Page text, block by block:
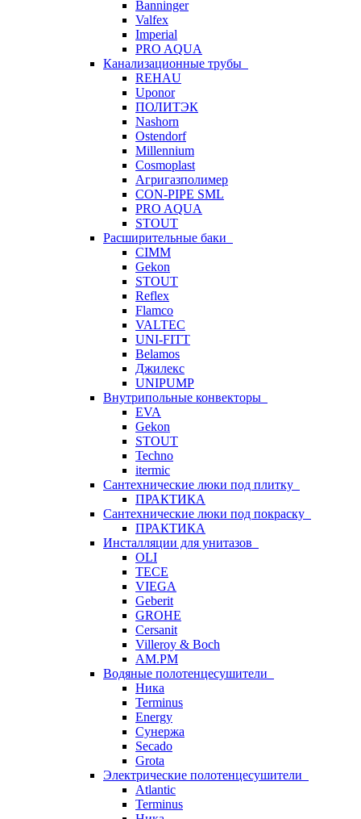
Banninger
Valfex
Imperial
PRO AQUA
Канализационные трубы
REHAU
Uponor
ПОЛИТЭК
Nashorn
Ostendorf
Millennium
Cosmoplast
Агригазполимер
CON-PIPE SML
PRO AQUA
STOUT
Расширительные баки
CIMM
Gekon
STOUT
Reflex
Flamco
VALTEC
UNI-FITT
Belamos
Джилекс
UNIPUMP
Внутрипольные конвекторы
EVA
Gekon
STOUT
Techno
itermic
Сантехнические люки под плитку
ПРАКТИКА
Сантехнические люки под покраску
ПРАКТИКА
Инсталляции для унитазов
OLI
TECE
VIEGA
Geberit
GROHE
Cersanit
Villeroy & Boch
AM.PM
Водяные полотенцесушители
Ника
Terminus
Energy
Сунержа
Secado
Grota
Электрические полотенцесушители
Atlantic
Terminus